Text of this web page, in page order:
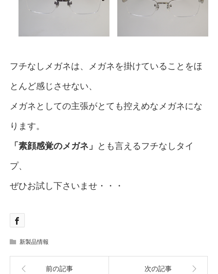
フチなしメガネは、メガネを掛けていることをほ
とんど感じさせない、
メガネとしての主張がとても控えめなメガネにな
ります。
「素顔感覚のメガネ」 とも言えるフチなしタイ
プ、
ぜひお試し下さいませ・・・
新製品情報
前の記事 次の記事